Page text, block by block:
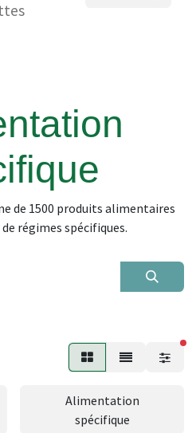
de 1500 produits alimentaires
régimes spécifiques.
Alimentation
spécifique